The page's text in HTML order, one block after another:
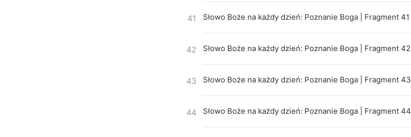
41 Słowo Boże na każdy dzień: Poznanie Boga | Fragment 41
42 Słowo Boże na każdy dzień: Poznanie Boga | Fragment 42
43 Słowo Boże na każdy dzień: Poznanie Boga | Fragment 43
44 Słowo Boże na każdy dzień: Poznanie Boga | Fragment 44